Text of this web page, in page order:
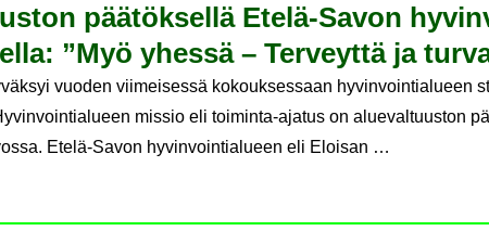
pää­tök­sel­lä Etelä-​Savon
”Myö yhes­sä – Ter­veyt­tä ja
vuoden viimeisessä kokouksessaan hyvinvointialueen
missio eli toiminta-ajatus on aluevaltuuston
Etelä-Savon hyvinvointialueen eli Eloisan …